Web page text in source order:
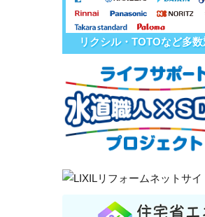
リクシル・TOTOなど多数